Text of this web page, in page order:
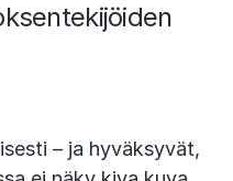
– ja hyväksyvät,